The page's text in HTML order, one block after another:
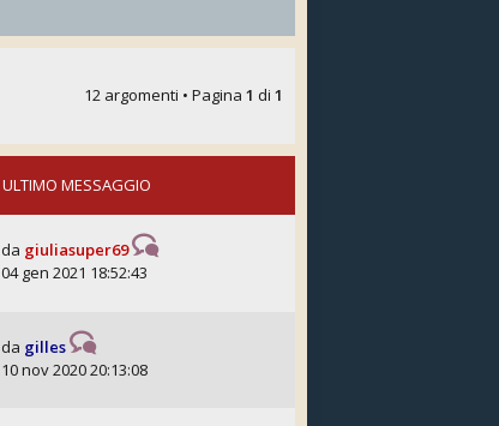
12 argomenti • Pagina 1 di 1
ULTIMO MESSAGGIO
da giuliasuper69
04 gen 2021 18:52:43
da gilles
10 nov 2020 20:13:08